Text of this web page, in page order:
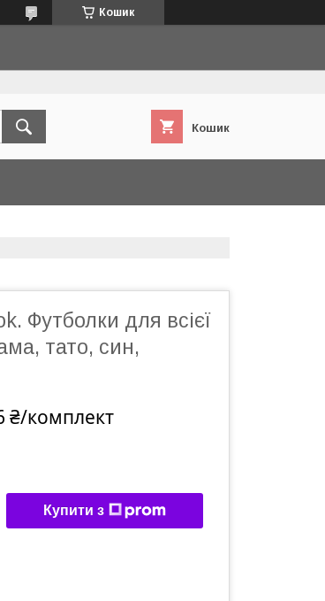
Кошик
Кошик
Футболки для всієї
тато, син,
₴/комплект
Купити з